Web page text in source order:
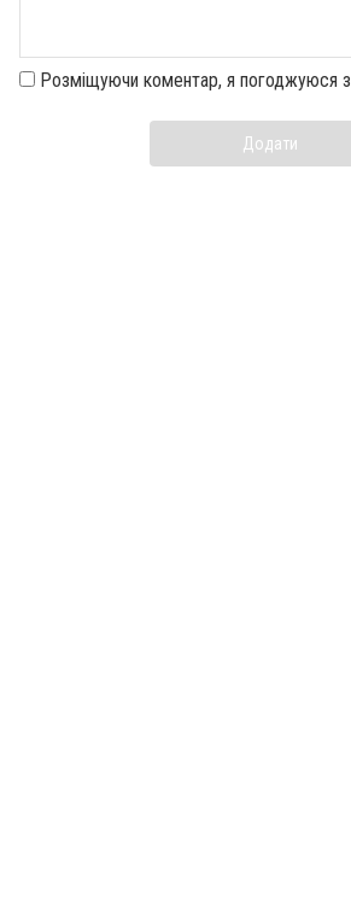
Розміщуючи коментар, я погоджуюся з
Додати